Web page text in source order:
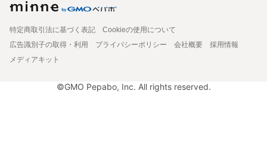
特定商取引法に基づく表記
Cookieの使用について
広告識別子の取得・利用
プライバシーポリシー 会社概要
採用情報
メディアキット
©GMO Pepabo, Inc. All rights reserved.